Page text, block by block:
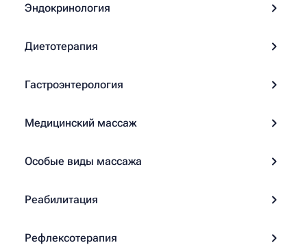
Эндокринология
Диетотерапия
Гастроэнтерология
Медицинский массаж
Особые виды массажа
Реабилитация
Рефлексотерапия